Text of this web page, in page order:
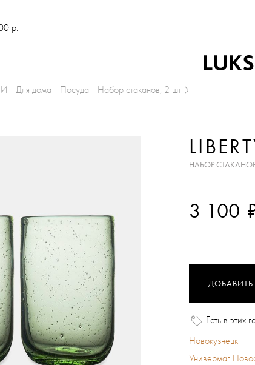
р.
Для дома Посуда Набор стаканов, 2 шт
НАБОР
3 100
Есть в этих
Новокузнецк
Универмаг